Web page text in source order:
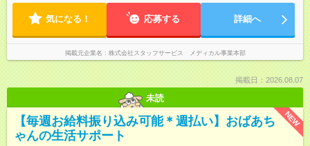
気になる！ 応募する 詳細へ
掲載元企業名 株式会社スタッフサービス メディカル事業本部
掲載日：2026.08.07
未読
NEW
【毎週お給料振り込み可能＊週払い】おばあち
ゃんの生活サポート